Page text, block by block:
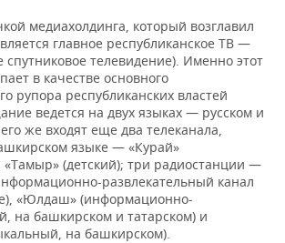
медиахолдинга, который возглавил
главное республиканское ТВ —
телевидение). Именно этот
в качестве основного
рупора республиканских властей
ведется на двух языках — русском и
же входят еще два телеканала,
языке — «Курай»
(детский); три радиостанции —
развлекательный канал
«Юлдаш» (информационно-
на башкирском и татарском) и
на башкирском).